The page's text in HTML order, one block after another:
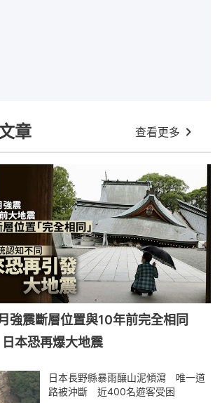
章 查看更多
強震斷層位置與10年前完全相同
本恐再爆大地震
日本長野縣暴雨釀山泥傾瀉 唯一道
路被沖斷 近400名遊客受困